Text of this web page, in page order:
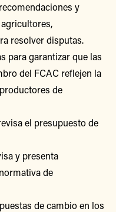
y
resolver disputas.
para garantizar que las
del FCAC reflejen la
de
el presupuesto de
y presenta
de
de cambio en los